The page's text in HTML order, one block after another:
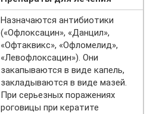
Назначаются антибиотики
(«Офлоксацин», «Данцил»,
«Офтаквикс», «Офломелид»,
«Левофлоксацин»). Они
закапываются в виде капель,
закладываются в виде мазей.
При серьезных поражениях
роговицы при кератите